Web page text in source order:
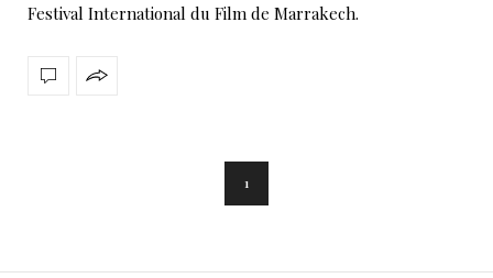
Festival International du Film de Marrakech.
1